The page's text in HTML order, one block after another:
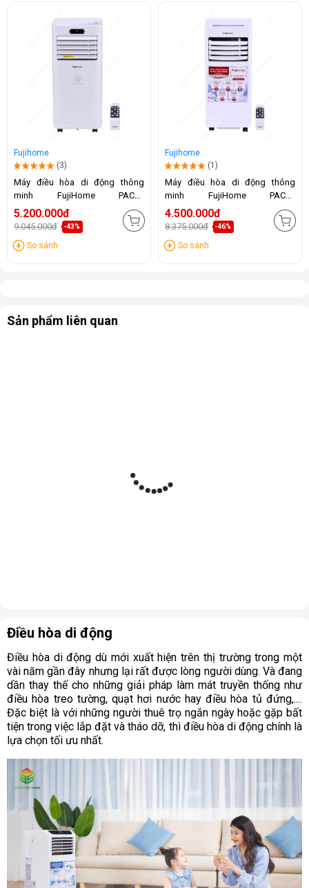
Fujihome
(3)
Máy điều hòa di động thông
minh FujiHome PAC09
(9000BTU)
5.200.000đ
9.045.000đ -43%
So sánh
Fujihome
(1)
Máy điều hòa di động thông
minh FujiHome PAC07
(7000BTU)
4.500.000đ
8.375.000đ -46%
So sánh
Sản phẩm liên quan
Điều hòa di động
Điều hòa di động dù mới xuất hiện trên thị trường trong một
vài năm gần đây nhưng lại rất được lòng người dùng. Và đang
dần thay thế cho những giải pháp làm mát truyền thống như
điều hòa treo tường, quạt hơi nước hay điều hòa tủ đứng,....
Đặc biệt là với những người thuê trọ ngắn ngày hoặc gặp bất
tiện trong việc lắp đặt và tháo dỡ, thì điều hòa di động chính là
lựa chọn tối ưu nhất.